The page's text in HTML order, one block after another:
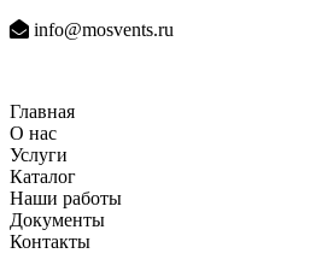
info@mosvents.ru
Главная
О нас
Услуги
Каталог
Наши работы
Документы
Контакты